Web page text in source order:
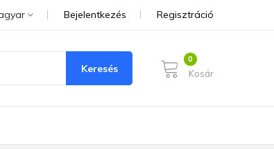
Bejelentkezés Regisztráció
Keresés Kosár